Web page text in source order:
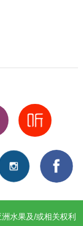
水果及/或相关权利